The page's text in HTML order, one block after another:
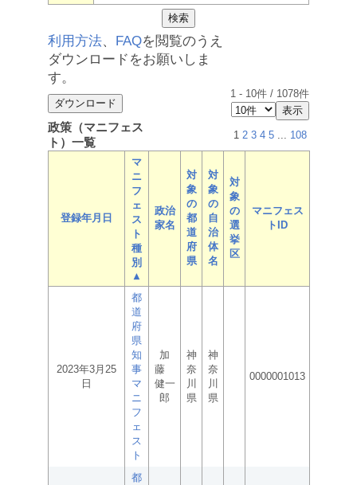
利用方法、 FAQを閲覧のうえ
ダウンロードをお願いしま
す。
1 - 10件 / 1078件
政策（マニフェス
ト）一覧
1 2 3 4 5 ... 108
登録年月日
マ
ニ
フ
ェ
ス
ト
種
別
▲
政治
家名
対
象
の
都
道
府
県
対
象
の
自
治
体
名
対
象
の
選
挙
区
マニフェス
トID
2023年3月25
日
都
道
府
県
知
事
マ
ニ
フ
ェ
ス
ト
加
藤
健一
郎
神
奈
川
県
神
奈
川
県
0000001013
都